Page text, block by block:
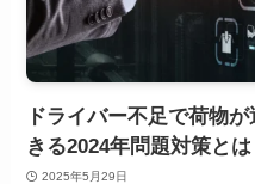
ドライバー不足で荷物
きる2024年問題対策とは
2025年5月29日